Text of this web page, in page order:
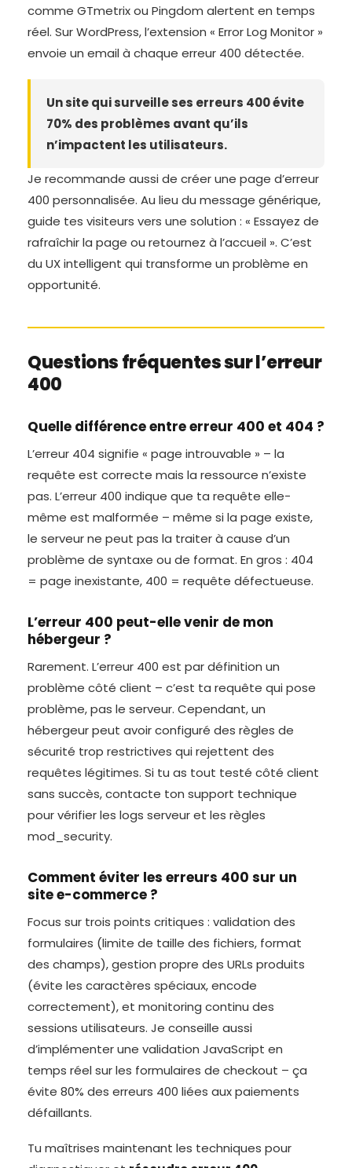
comme GTmetrix ou Pingdom alertent en temps
réel. Sur WordPress, l’extension « Error Log Monitor »
envoie un email à chaque erreur 400 détectée.
Un site qui surveille ses erreurs 400 évite
70% des problèmes avant qu’ils
n’impactent les utilisateurs.
Je recommande aussi de créer une page d’erreur
400 personnalisée. Au lieu du message générique,
guide tes visiteurs vers une solution : « Essayez de
rafraîchir la page ou retournez à l’accueil ». C’est
du UX intelligent qui transforme un problème en
opportunité.
Questions fréquentes sur l’erreur
400
Quelle différence entre erreur 400 et 404 ?
L’erreur 404 signifie « page introuvable » – la
requête est correcte mais la ressource n’existe
pas. L’erreur 400 indique que ta requête elle-
même est malformée – même si la page existe,
le serveur ne peut pas la traiter à cause d’un
problème de syntaxe ou de format. En gros : 404
= page inexistante, 400 = requête défectueuse.
L’erreur 400 peut-elle venir de mon
hébergeur ?
Rarement. L’erreur 400 est par définition un
problème côté client – c’est ta requête qui pose
problème, pas le serveur. Cependant, un
hébergeur peut avoir configuré des règles de
sécurité trop restrictives qui rejettent des
requêtes légitimes. Si tu as tout testé côté client
sans succès, contacte ton support technique
pour vérifier les logs serveur et les règles
mod_security.
Comment éviter les erreurs 400 sur un
site e-commerce ?
Focus sur trois points critiques : validation des
formulaires (limite de taille des fichiers, format
des champs), gestion propre des URLs produits
(évite les caractères spéciaux, encode
correctement), et monitoring continu des
sessions utilisateurs. Je conseille aussi
d’implémenter une validation JavaScript en
temps réel sur les formulaires de checkout – ça
évite 80% des erreurs 400 liées aux paiements
défaillants.
Tu maîtrises maintenant les techniques pour